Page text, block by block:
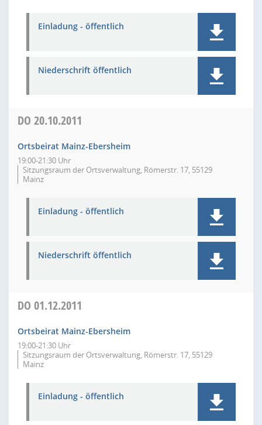
Einladung - öffentlich
Niederschrift öffentlich
DO 20.10.2011
Ortsbeirat Mainz-Ebersheim
19:00-21:30 Uhr
Sitzungsraum der Ortsverwaltung, Römerstr. 17, 55129
Mainz
Einladung - öffentlich
Niederschrift öffentlich
DO 01.12.2011
Ortsbeirat Mainz-Ebersheim
19:00-21:30 Uhr
Sitzungsraum der Ortsverwaltung, Römerstr. 17, 55129
Mainz
Einladung - öffentlich